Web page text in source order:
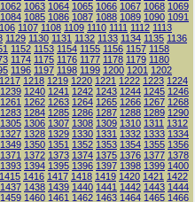
1062 1063 1064 1065 1066 1067 1068 1069
1084 1085 1086 1087 1088 1089 1090 1091
1107 1108 1109 1110 1111 1112 1113
1129 1130 1131 1132 1133 1134 1135 1136
1152 1153 1154 1155 1156 1157 1158
1174 1175 1176 1177 1178 1179 1180
1196 1197 1198 1199 1200 1201 1202
1217 1218 1219 1220 1221 1222 1223 1224
1239 1240 1241 1242 1243 1244 1245 1246
1261 1262 1263 1264 1265 1266 1267 1268
1283 1284 1285 1286 1287 1288 1289 1290
1305 1306 1307 1308 1309 1310 1311 1312
1327 1328 1329 1330 1331 1332 1333 1334
1349 1350 1351 1352 1353 1354 1355 1356
1371 1372 1373 1374 1375 1376 1377 1378
1393 1394 1395 1396 1397 1398 1399 1400
1415 1416 1417 1418 1419 1420 1421 1422
1437 1438 1439 1440 1441 1442 1443 1444
1459 1460 1461 1462 1463 1464 1465 1466